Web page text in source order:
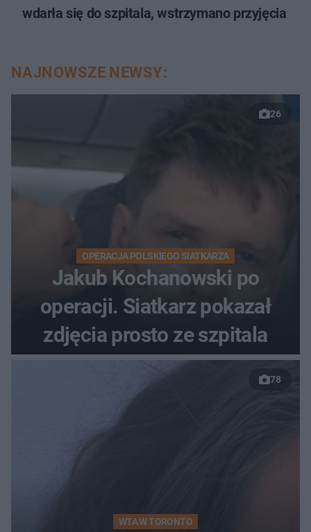
wdarła się do szpitala, wstrzymano przyjęcia
NAJNOWSZE NEWSY:
26
OPERACJA POLSKIEGO SIATKARZA
Jakub Kochanowski po
operacji. Siatkarz pokazał
zdjęcia prosto ze szpitala
78
WTA W TORONTO